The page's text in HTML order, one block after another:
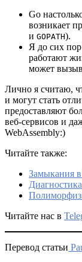
Go
возникает
и GOPATH).
Я до сих
работают
может
Лично я считаю,
и могут стать
предоставляют
веб-сервисов и
WebAssembly:)
Читайте также:
Замыкания
Читайте нас в
Перевод статьи